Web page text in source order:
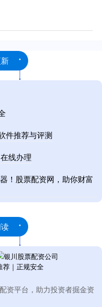
件推荐与评测
线办理
！股票配资网，助你财富
资平台，助力投资者掘金资